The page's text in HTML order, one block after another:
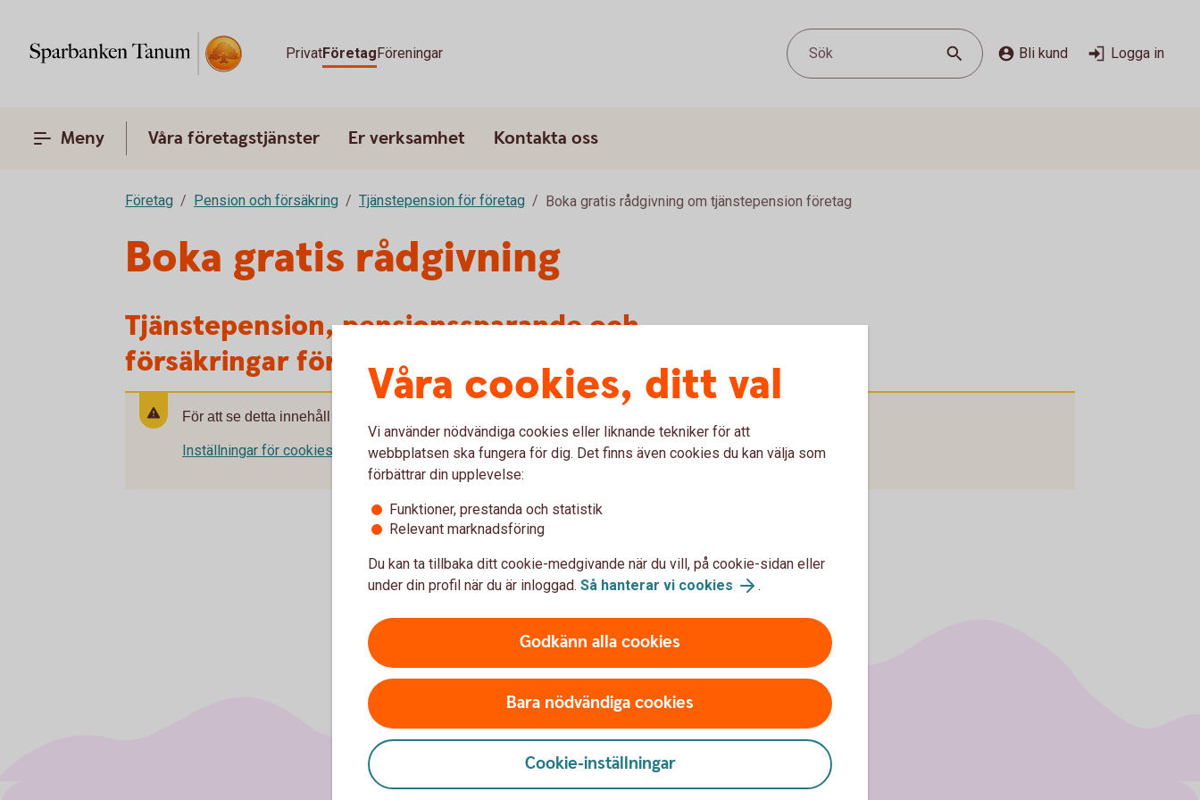
PrivatFöretagFöreningar Sök Bli kund Logga in
Meny Våra företagstjänster Er verksamhet Kontakta oss
Företag Pension och försäkring Tjänstepension för företag Boka gratis rådgivning om tjänstepension företag
Boka gratis rådgivning
Tjänstepension, pensionssparande och
försäkringar för företag
För att se detta innehåll behöver du först godkänna cookies för Funktioner, prestanda och statistik.
Inställningar för cookies
Våra cookies, ditt val
Vi använder nödvändiga cookies eller liknande tekniker för att
webbplatsen ska fungera för dig. Det finns även cookies du kan välja som
förbättrar din upplevelse:
Funktioner, prestanda och statistik
Relevant marknadsföring
Du kan ta tillbaka ditt cookie-medgivande när du vill, på cookie-sidan eller
under din profil när du är inloggad. Så hanterar vi cookies .
Godkänn alla cookies
Bara nödvändiga cookies
Cookie-inställningar